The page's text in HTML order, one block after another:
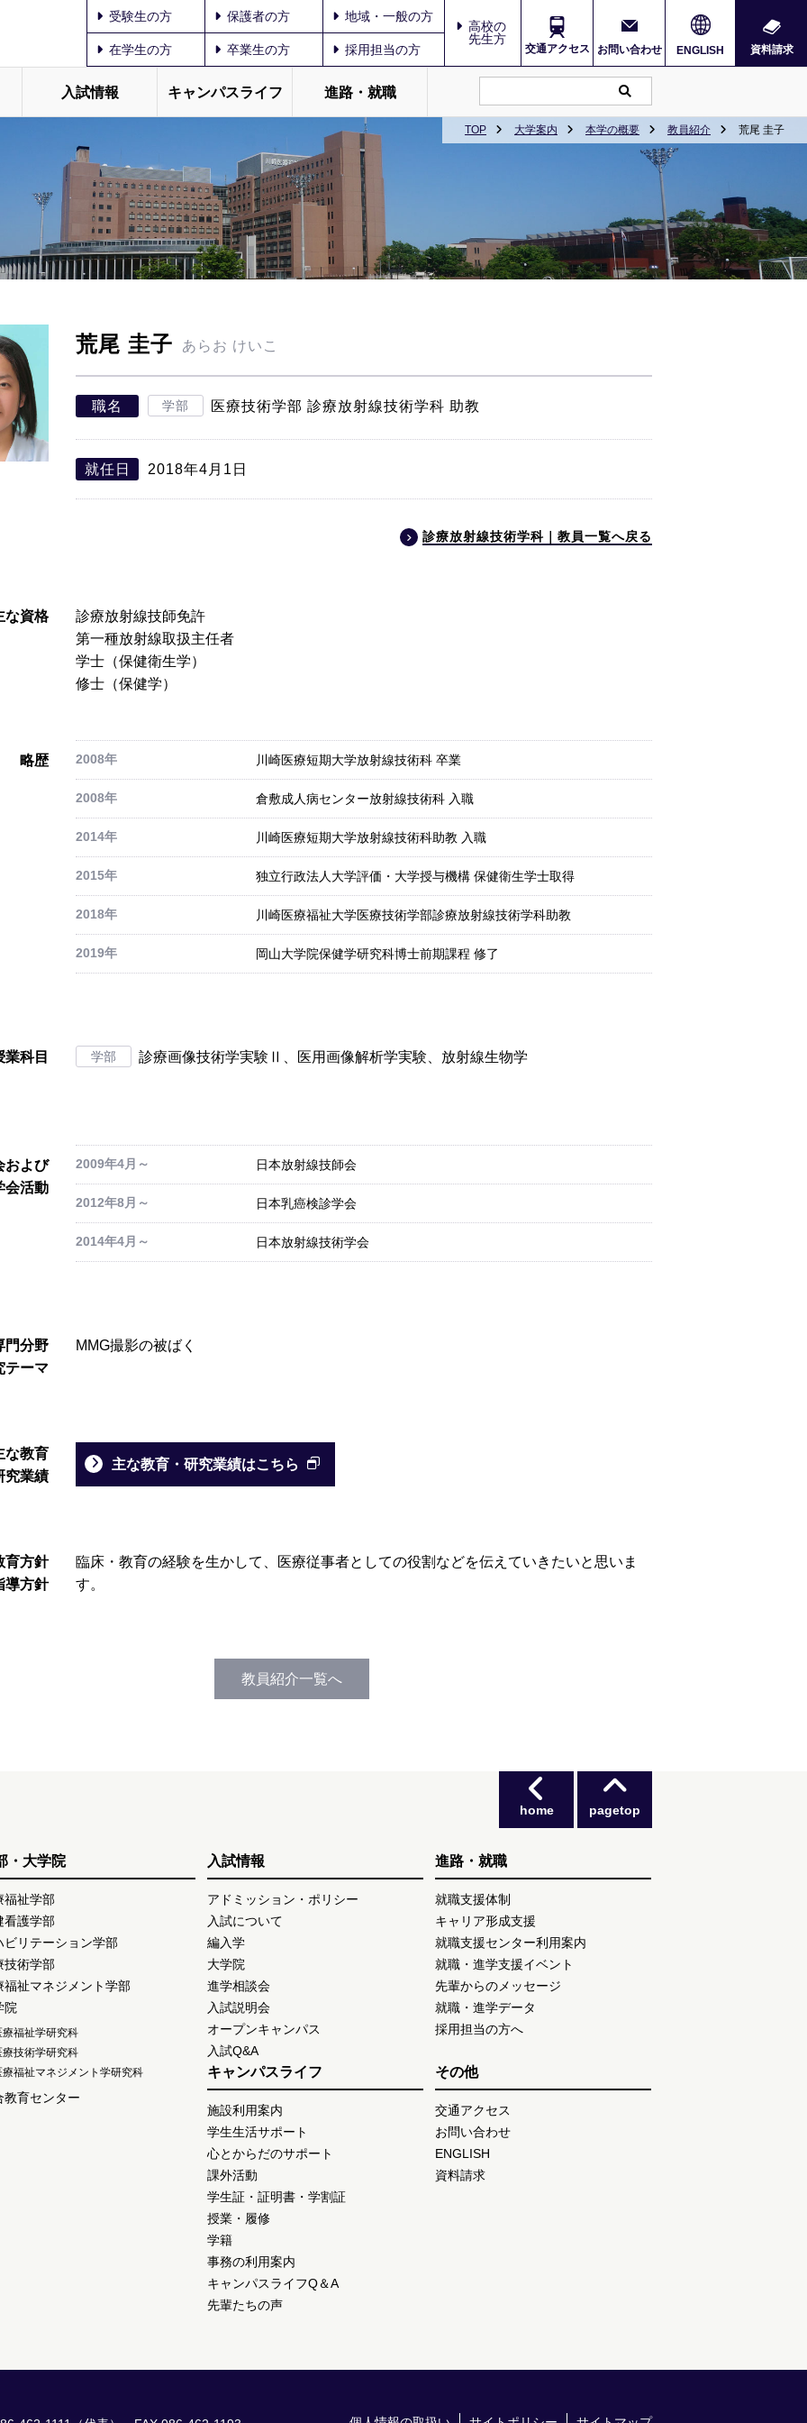
受験生の方 保護者の方 地域・一般の方
高校の
先生方
交通アクセス お問い合わせ ENGLISH 資料請求
在学生の方 卒業生の方 採用担当の方
入試情報 キャンパスライフ 進路・就職
TOP 大学案内 本学の概要 教員紹介 荒尾 圭子
荒尾 圭子 あらお けいこ
職名 学部 医療技術学部 診療放射線技術学科 助教
就任日 2018年4月1日
診療放射線技術学科｜教員一覧へ戻る
な資格
診療放射線技師免許
第一種放射線取扱主任者
学士（保健衛生学）
修士（保健学）
略歴 2008年 川崎医療短期大学放射線技術科 卒業
2008年 倉敷成人病センター放射線技術科 入職
2014年 川崎医療短期大学放射線技術科助教 入職
2015年 独立行政法人大学評価・大学授与機構 保健衛生学士取得
2018年 川崎医療福祉大学医療技術学部診療放射線技術学科助教
2019年 岡山大学院保健学研究科博士前期課程 修了
科目 学部 診療画像技術学実験Ⅱ、医用画像解析学実験、放射線生物学
および
会活動
2009年4月～ 日本放射線技師会
2012年8月～ 日本乳癌検診学会
2014年4月～ 日本放射線技術学会
門分野
テーマ
MMG撮影の被ばく
な教育
究業績
主な教育・研究業績はこちら
育方針
導方針
臨床・教育の経験を生かして、医療従事者としての役割などを伝えていきたいと思いま
す。
教員紹介一覧へ
pagetop
home
・大学院
福祉学部
看護学部
ビリテーション学部
技術学部
福祉マネジメント学部
院
療福祉学研究科
療技術学研究科
療福祉マネジメント学研究科
教育センター
入試情報
アドミッション・ポリシー
入試について
編入学
大学院
進学相談会
入試説明会
オープンキャンパス
入試Q&A
進路・就職
就職支援体制
キャリア形成支援
就職支援センター利用案内
就職・進学支援イベント
先輩からのメッセージ
就職・進学データ
採用担当の方へ
キャンパスライフ
施設利用案内
学生生活サポート
心とからだのサポート
課外活動
学生証・証明書・学割証
授業・履修
学籍
事務の利用案内
キャンパスライフQ＆A
先輩たちの声
その他
交通アクセス
お問い合わせ
ENGLISH
資料請求